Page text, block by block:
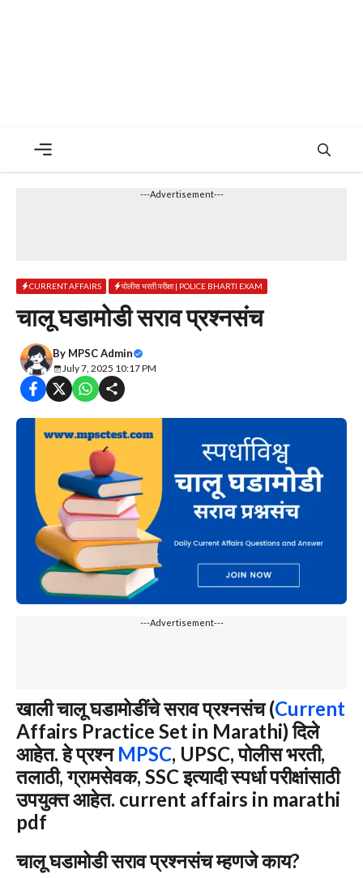
---Advertisement---
CURRENT AFFAIRS पोलीस भरती परीक्षा | POLICE BHARTI EXAM
चालू घडामोडी सराव प्रश्नसंच
By MPSC Admin
July 7, 2025 10:17 PM
---Advertisement---
खालीचालू घडामोडींचे सराव प्रश्नसंच (Current
Affairs Practice Set in Marathi)दिले
आहेत. हे प्रश्न MPSC, UPSC, पोलीस भरती,
तलाठी, ग्रामसेवक, SSC इत्यादी स्पर्धा परीक्षांसाठी
उपयुक्त आहेत. current affairs in marathi
pdf
चालू घडामोडी सराव प्रश्नसंच म्हणजे काय?